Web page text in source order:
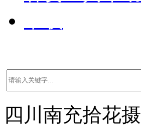
四川南充拾花摄